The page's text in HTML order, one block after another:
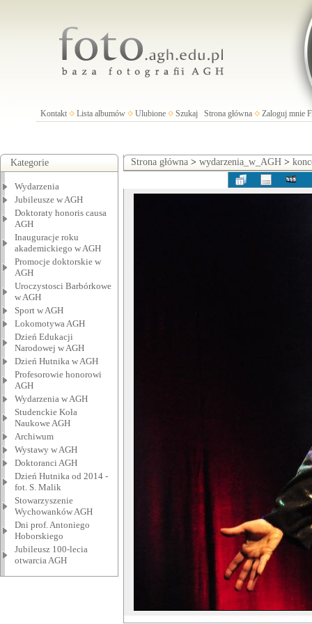
Kontakt Lista albumów Ulubione Szukaj Strona główna Zaloguj mnie
Kategorie
Wydarzenia
Jubileusze w AGH
Doktoraty honoris causa
AGH
Inauguracje roku
akademickiego w AGH
Promocje doktorskie w
AGH
Uroczystosci Barbórkowe
w AGH
Sport w AGH
Lokomotywa AGH
Dzień Edukacji
Narodowej w AGH
Dzień Hutnika w AGH
Profesorowie honorowi
AGH
Wydarzenia w AGH
Studenckie Koła
Naukowe AGH
Archiwum
Wystawy w AGH
Doktoranci AGH
Dzień Hutnika od 2014 -
fot. S. Malik
Stowarzyszenie
Wychowanków AGH
Dni prof. Antoniego
Hoborskiego
Jubileusz 100-lecia
otwarcia AGH
Strona główna > wydarzenia_w_AGH >